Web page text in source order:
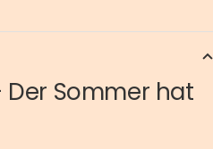
Sommer hat